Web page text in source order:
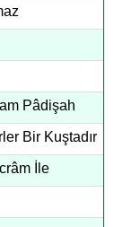
Pâdişah
Bir Kuştadır
İle